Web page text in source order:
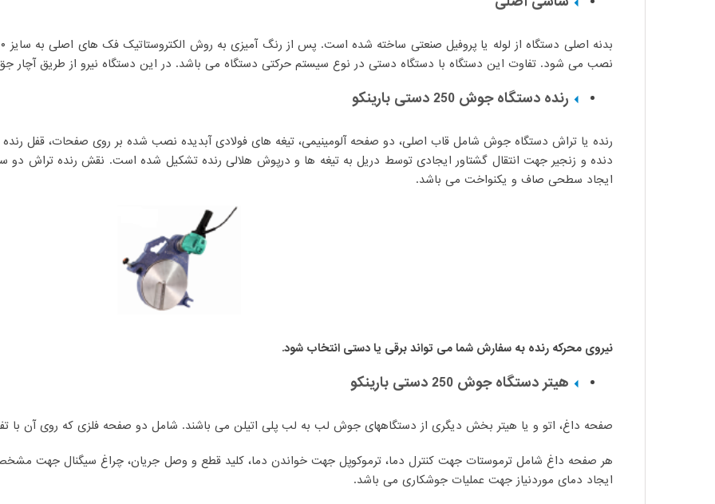
نصب می شود. تفاوت این دستگاه با دستگاه دستی در نوع سیستم حرکتی دستگاه می باشد. در این دستگاه نیرو از طریق
رنده دستگاه جوش 250 دستی بارینکو
رنده یا تراش دستگاه جوش شامل قاب اصلی، دو صفحه آلومینیمی، تیغه های فولادی آبدیده نصب شده بر روی صفحات، قفل
دنده و زنجیر جهت انتقال گشتاور ایجادی توسط دریل به تیغه ها و درپوش هلالی رنده تشکیل شده است. نقش رنده تراش
ایجاد سطحی صاف و یکنواخت می باشد.
نیروی محرکه رنده به سفارش شما می تواند برقی یا دستی انتخاب شود.
هیتر دستگاه جوش 250 دستی بارینکو
صفحه داغ، اتو و یا هیتر بخش دیگری از دستگاههای جوش لب به لب پلی اتیلن می باشند. شامل دو صفحه فلزی که روی آن
هر صفحه داغ شامل ترموستات جهت کنترل دما، ترموکوپل جهت خواندن دما، کلید قطع و وصل جریان، چراغ سیگنال جهت
ایجاد دمای موردنیاز جهت عملیات جوشکاری می باشد.